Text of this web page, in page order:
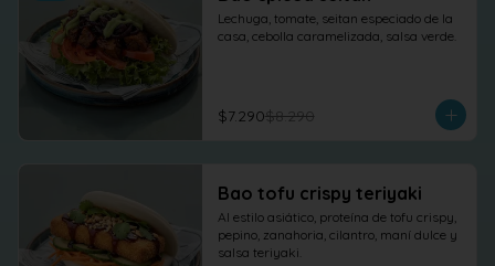
Lechuga, tomate, seitan especiado de la
casa, cebolla caramelizada, salsa verde.
$7.290$8.290
Bao tofu crispy teriyaki
Al estilo asiático, proteína de tofu crispy,
pepino, zanahoria, cilantro, maní dulce y
salsa teriyaki.